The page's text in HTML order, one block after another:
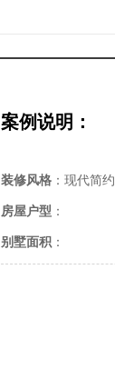
案例说明：
装修风格 ：现代简约
房屋户型 ：
别墅面积 ：